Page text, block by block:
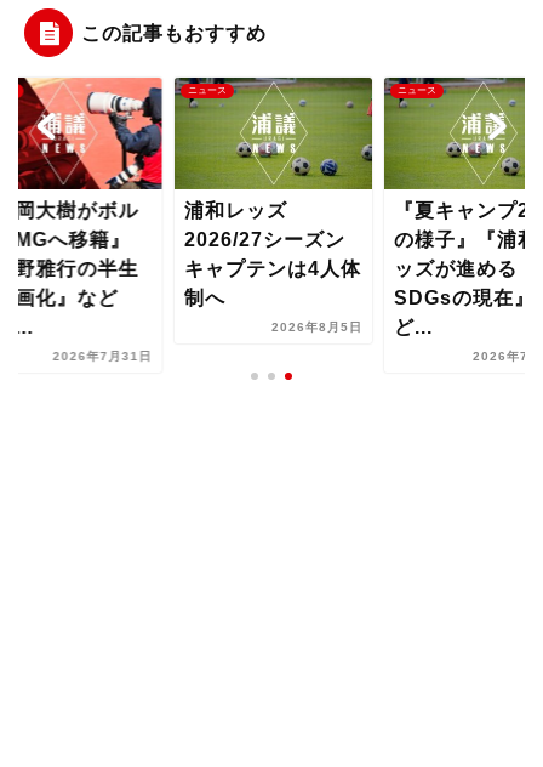
この記事もおすすめ
岡大樹がボル
MGへ移籍』
野雅行の半生
画化』など
...
2026年7月31日
ニュース
浦和レッズ
2026/27シーズン
キャプテンは4人体
制へ
2026年8月5日
ニュース
『夏キャンプ2
の様子』『浦和
ッズが進める
SDGsの現在』
ど...
2026年7